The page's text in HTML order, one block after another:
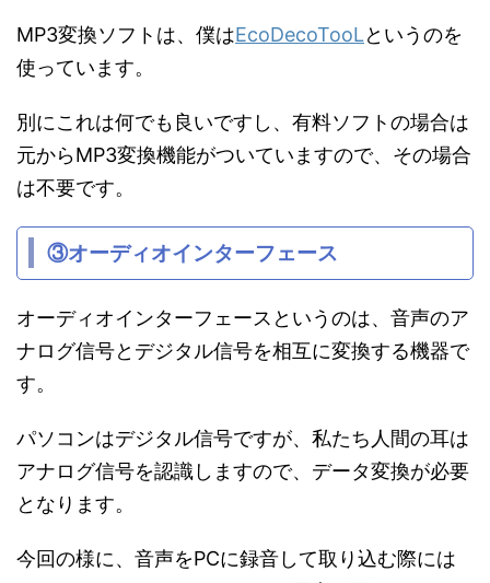
MP3変換ソフトは、僕はEcoDecoTooLというのを
使っています。
別にこれは何でも良いですし、有料ソフトの場合は
元からMP3変換機能がついていますので、その場合
は不要です。
③オーディオインターフェース
オーディオインターフェースというのは、音声のア
ナログ信号とデジタル信号を相互に変換する機器で
す。
パソコンはデジタル信号ですが、私たち人間の耳は
アナログ信号を認識しますので、データ変換が必要
となります。
今回の様に、音声をPCに録音して取り込む際には